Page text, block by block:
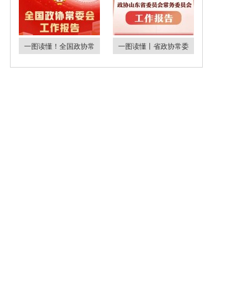
一图读懂！全国政协常 一图读懂丨省政协常委